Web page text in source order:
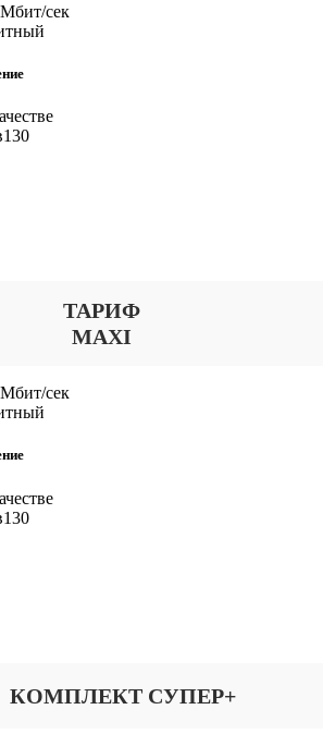
сек
130
ТАРИФ
MAXI
сек
130
КОМПЛЕКТ СУПЕР+